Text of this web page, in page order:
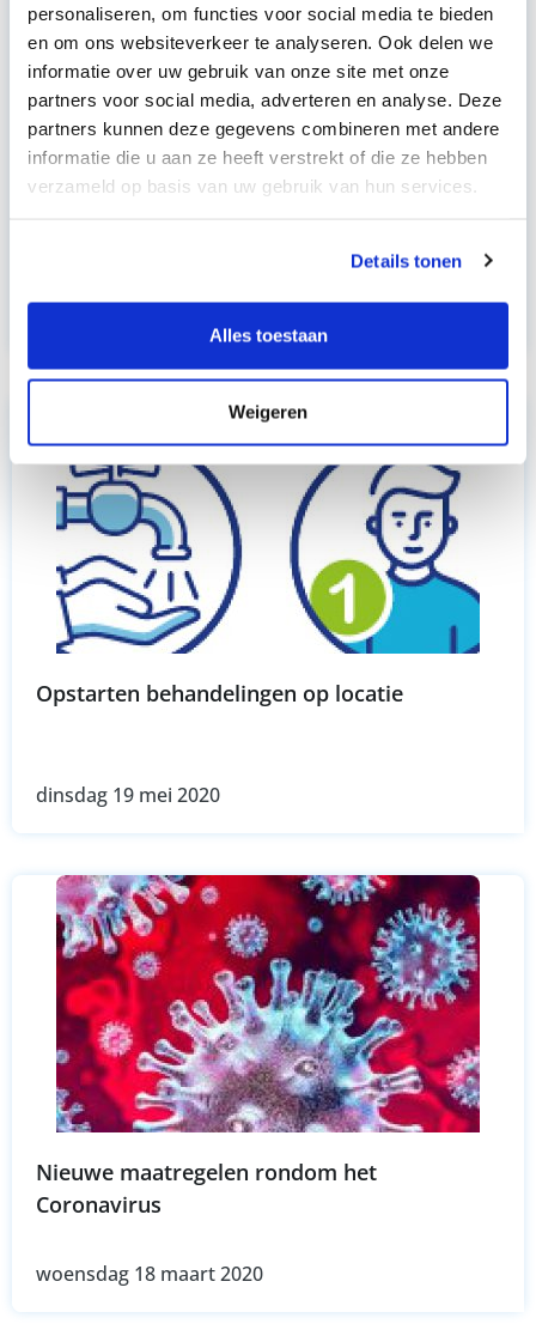
personaliseren, om functies voor social media te bieden
en om ons websiteverkeer te analyseren. Ook delen we
informatie over uw gebruik van onze site met onze
partners voor social media, adverteren en analyse. Deze
partners kunnen deze gegevens combineren met andere
informatie die u aan ze heeft verstrekt of die ze hebben
verzameld op basis van uw gebruik van hun services.
Details tonen
Alles toestaan
Weigeren
Opstarten behandelingen op locatie
dinsdag 19 mei 2020
Nieuwe maatregelen rondom het
Coronavirus
woensdag 18 maart 2020